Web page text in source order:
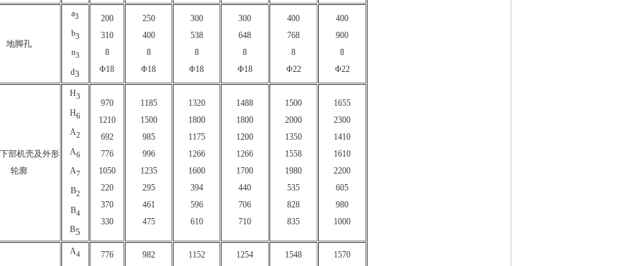
地脚孔
a3
b3
n3
d3
200
310
8
Φ18
250
400
8
Φ18
300
538
8
Φ18
300
648
8
Φ18
400
768
8
Φ22
400
900
8
Φ22
、下部机壳及外形
轮廓
H3
H6
A2
A6
A7
B2
B4
B5
970
1210
692
776
1050
220
370
330
1185
1500
985
996
1235
295
461
475
1320
1800
1175
1266
1600
394
596
610
1488
1800
1200
1266
1700
440
706
710
1500
2000
1350
1558
1980
535
828
835
1655
2300
1410
1610
2200
605
980
1000
A4
776
982
1152
1254
1548
1570